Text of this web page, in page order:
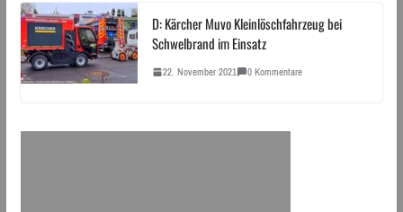
D: Kärcher Muvo Kleinlöschfahrzeug bei
Schwelbrand im Einsatz
22. November 2021 0 Kommentare